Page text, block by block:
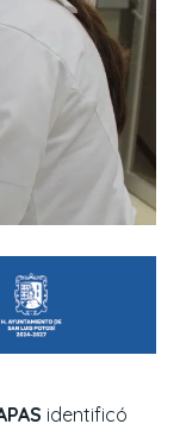
identificó